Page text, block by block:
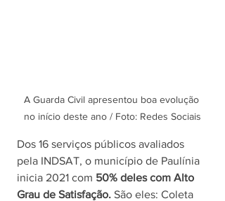
A Guarda Civil apresentou boa evolução
no início deste ano / Foto: Redes Sociais
Dos 16 serviços públicos avaliados
pela INDSAT, o município de Paulínia
inicia 2021 com 50% deles com Alto
Grau de Satisfação. São eles: Coleta